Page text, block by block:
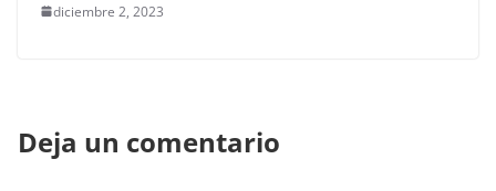
diciembre 2, 2023
Deja un comentario